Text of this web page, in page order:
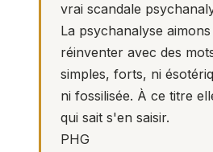
vrai scandale
La psychanalyse
réinventer avec des
simples, forts, ni
ni fossilisée. À ce titre
qui sait s'en saisir.
PHG